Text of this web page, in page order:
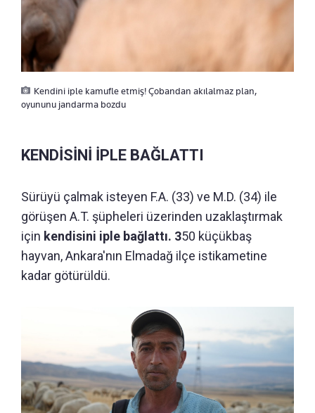
Kendini iple kamufle etmiş! Çobandan akılalmaz plan,
oyununu jandarma bozdu
KENDİSİNİ İPLE BAĞLATTI
Sürüyü çalmak isteyen F.A. (33) ve M.D. (34) ile
görüşen A.T. şüpheleri üzerinden uzaklaştırmak
için kendisini iple bağlattı. 350 küçükbaş
hayvan, Ankara'nın Elmadağ ilçe istikametine
kadar götürüldü.